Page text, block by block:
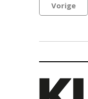
Vorige